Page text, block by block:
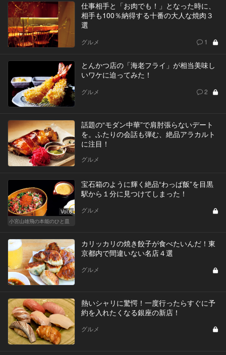
仕事相手と「お肉でも！」となった時に、
相手も100％納得する十番の大人な焼肉３
選
グルメ 1
とんかつ店の「海老フライ」が相当美味し
いワケに迫ってみた！
グルメ 2
話題の“モダン中華”で肩肘張らないデート
を。ふたりの会話も弾む、絶品アラカルト
に注目！
グルメ
Vol.6
小宮山雄飛の本能のひと皿
宝石箱のように輝く絶品“わっぱ飯”を目黒
駅から１分に見つけてしまった！
グルメ
カリッカリの焼き餃子が食べたいんだ！東
京都内で間違いない名店４選
グルメ
熱いシャリに驚愕！一度行ったらすぐに予
約を入れたくなる銀座の新店！
グルメ